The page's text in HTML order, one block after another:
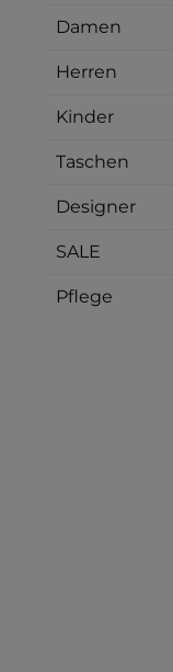
Damen
Herren
Kinder
Taschen
Designer
SALE
Pflege